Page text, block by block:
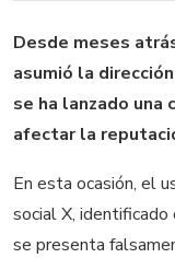
Desde meses
asumió la
se ha lanzado una
afectar la
En esta ocasión, el
social X, identificado
se presenta